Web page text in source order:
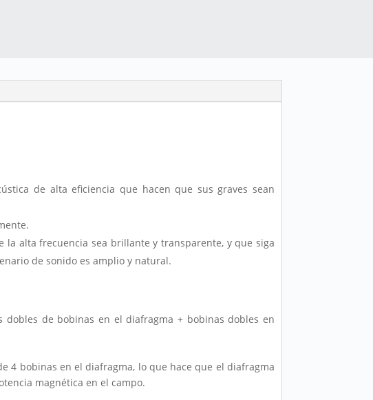
de alta eficiencia que hacen que sus graves sean
alta frecuencia sea brillante y transparente, y que siga
de sonido es amplio y natural.
dobles de bobinas en el diafragma + bobinas dobles en
4 bobinas en el diafragma, lo que hace que el diafragma
magnética en el campo.